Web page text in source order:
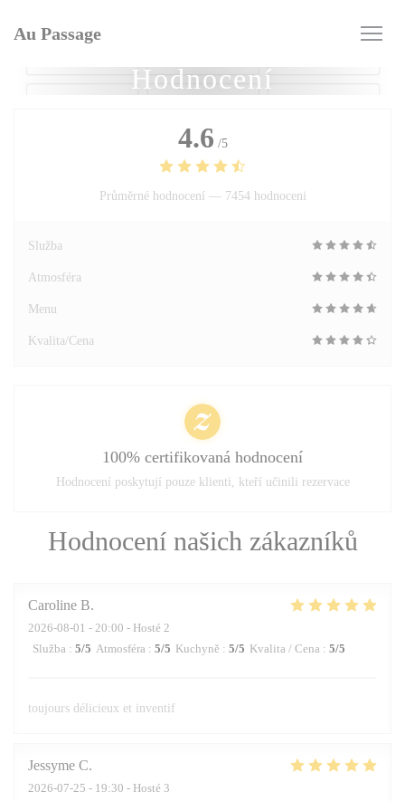
Au Passage
Hodnocení
Hodnocení našich zákazníků
Caroline B
2026-08-01 - 20:00 - Hosté 2
Služba : 5/5 Atmosféra : 5/5 Kuchyně : 5/5 Kvalita / Cena : 5/5
toujours délicieux et inventif
Jessyme C
2026-07-25 - 19:30 - Hosté 3
4.6 /5
Průměrné hodnocení — 7454 hodnoceni
Služba
Atmosféra
Menu
Kvalita/Cena
100% certifikovaná hodnocení
Hodnocení poskytují pouze klienti, kteří učinili rezervace